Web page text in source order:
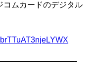
ムカードのデジタル